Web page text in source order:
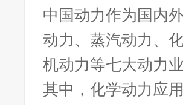
中国动力作为国内
动力、蒸汽动力、
机动力等七大动力
其中，化学动力应